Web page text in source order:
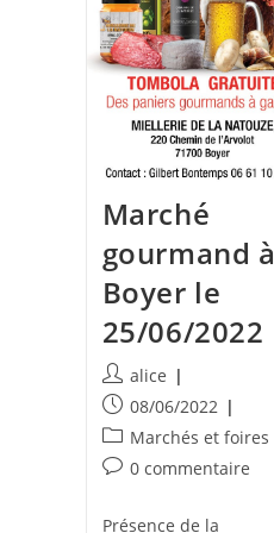
Marché
gourmand à
Boyer le
25/06/2022
Auteur/autrice
de
la
publication :
alice
Publication
publiée :
08/06/2022
Post
category:
Marchés et foires
Commentaires
la
0 commentaire
Présence de la